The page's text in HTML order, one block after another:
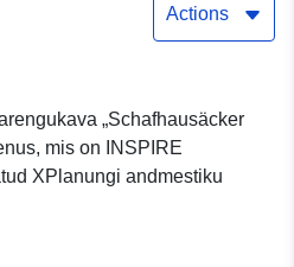
Actions
„Schafhausäcker
mis on INSPIRE
XPlanungi andmestiku